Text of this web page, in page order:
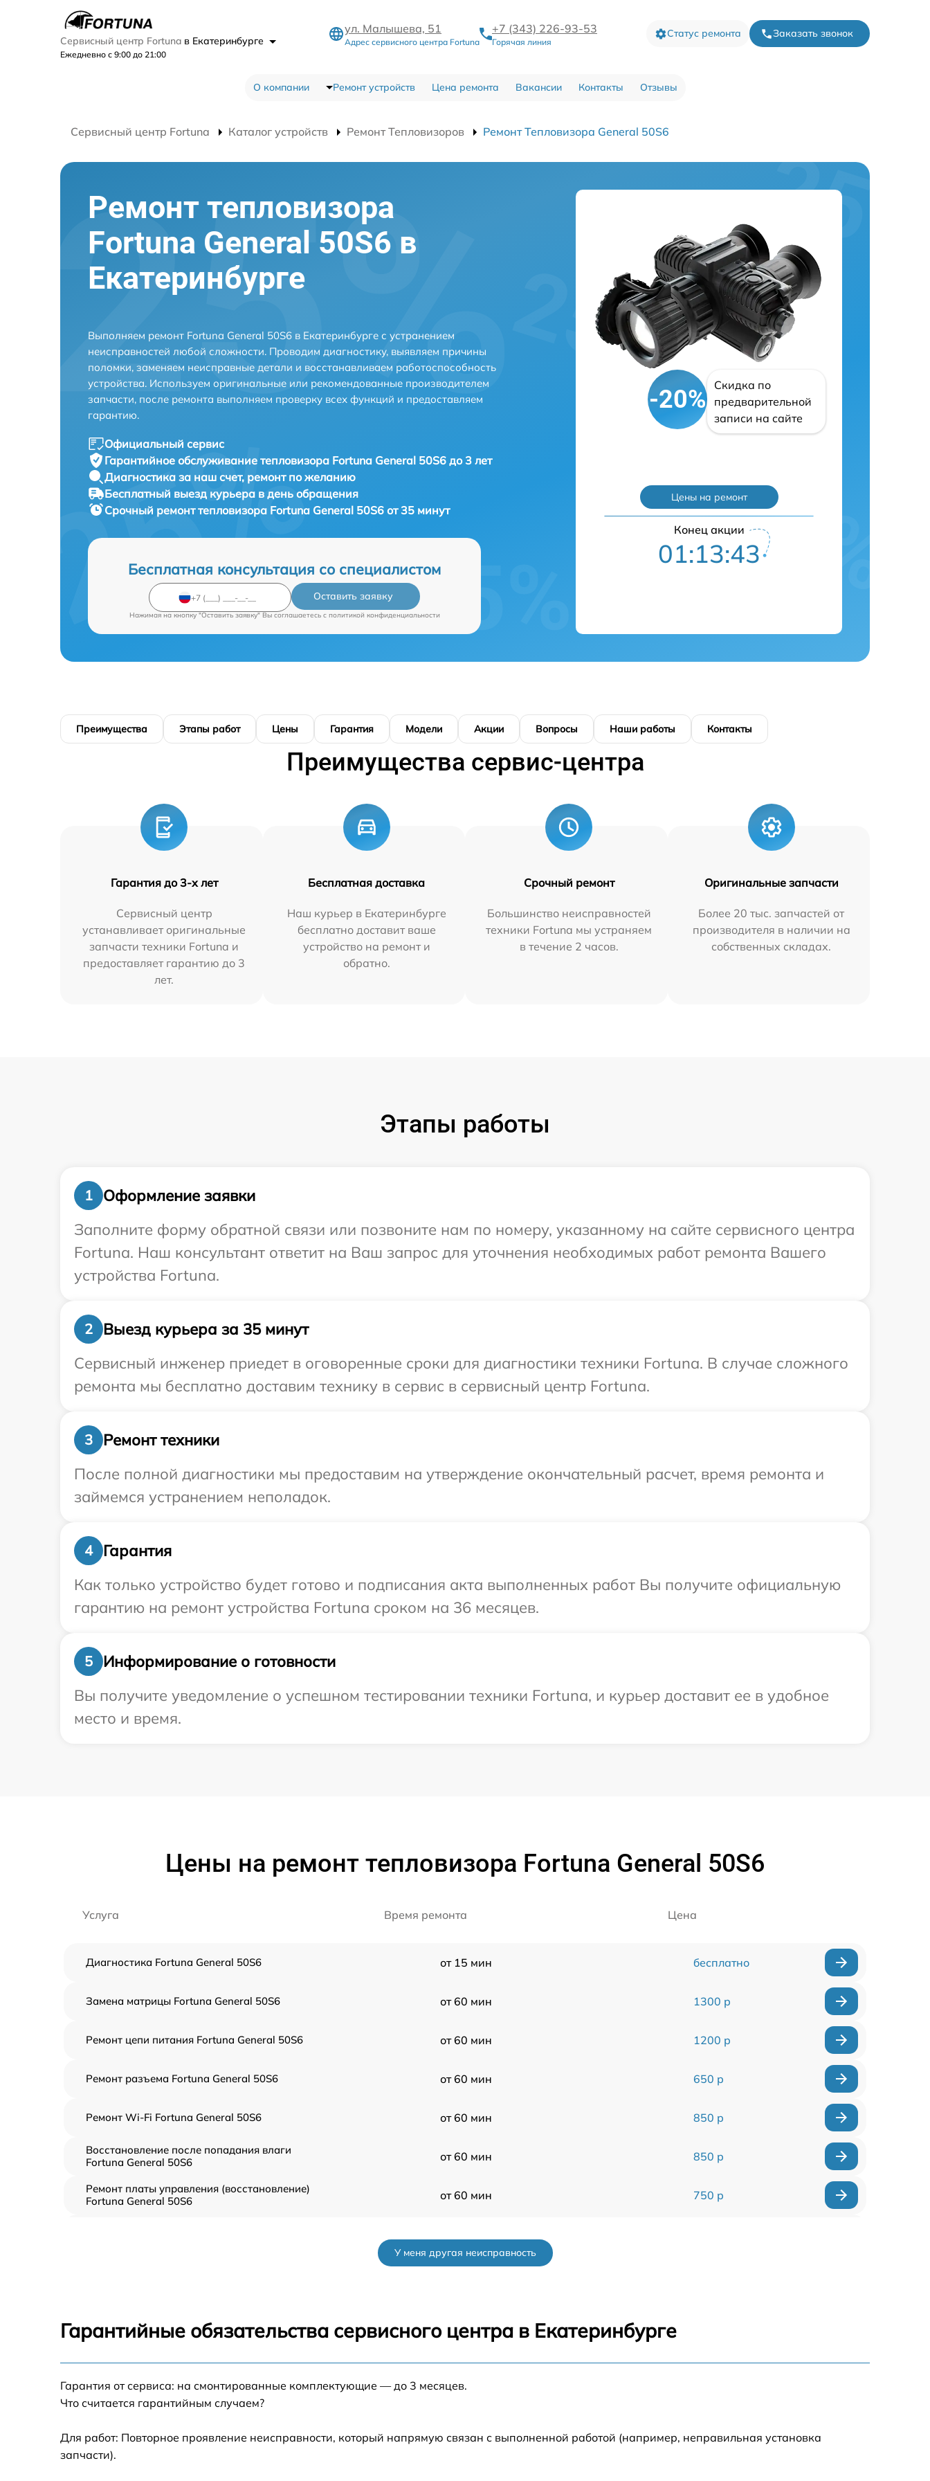
Сервисный центр Fortuna в Екатеринбурге
Ежедневно с 9:00 до 21:00
ул. Малышева, 51
Адрес сервисного центра Fortuna
+7 (343) 226-93-53
Горячая линия
Статус ремонта Заказать звонок
О компании Ремонт устройств Цена ремонта Вакансии Контакты Отзывы
Сервисный центр Fortuna Каталог устройств Ремонт Тепловизоров Ремонт Тепловизора General 50S6
Ремонт тепловизора
Fortuna General 50S6 в
Екатеринбурге
Выполняем ремонт Fortuna General 50S6 в Екатеринбурге с устранением
неисправностей любой сложности. Проводим диагностику, выявляем причины
поломки, заменяем неисправные детали и восстанавливаем работоспособность
устройства. Используем оригинальные или рекомендованные производителем
запчасти, после ремонта выполняем проверку всех функций и предоставляем
гарантию.
Официальный сервис
Гарантийное обслуживание тепловизора Fortuna General 50S6 до 3 лет
Диагностика за наш счет, ремонт по желанию
Бесплатный выезд курьера в день обращения
Срочный ремонттепловизора Fortuna General 50S6 от 35 минут
Бесплатная консультация со специалистом
Оставить заявку
Нажимая на кнопку "Оставить заявку" Вы соглашаетесь c политикой конфиденциальности
-20%
Скидка по
предварительной
записи на сайте
Цены на ремонт
Конец акции
01:13:42
Преимущества Этапы работ Цены Гарантия Модели Акции Вопросы Наши работы Контакты
Преимущества сервис-центра
Гарантия до 3-х лет
Сервисный центр
устанавливает оригинальные
запчасти техники Fortuna и
предоставляет гарантию до 3
лет.
Бесплатная доставка
Наш курьер в Екатеринбурге
бесплатно доставит ваше
устройство на ремонт и
обратно.
Срочный ремонт
Большинство неисправностей
техники Fortuna мы устраняем
в течение 2 часов.
Оригинальные запчасти
Более 20 тыс. запчастей от
производителя в наличии на
собственных складах.
Этапы работы
1
Оформление заявки
Заполните форму обратной связи или позвоните нам по номеру, указанному на сайте сервисного центра
Fortuna. Наш консультант ответит на Ваш запрос для уточнения необходимых работ ремонта Вашего
устройства Fortuna.
2
Выезд курьера за 35 минут
Сервисный инженер приедет в оговоренные сроки для диагностики техники Fortuna. В случае сложного
ремонта мы бесплатно доставим технику в сервис в сервисный центр Fortuna.
3
Ремонт техники
После полной диагностики мы предоставим на утверждение окончательный расчет, время ремонта и
займемся устранением неполадок.
4
Гарантия
Как только устройство будет готово и подписания акта выполненных работ Вы получите официальную
гарантию на ремонт устройства Fortuna сроком на 36 месяцев.
5
Информирование о готовности
Вы получите уведомление о успешном тестировании техники Fortuna, и курьер доставит ее в удобное
место и время.
Цены на ремонт тепловизора Fortuna General 50S6
Услуга Время ремонта Цена
Диагностика Fortuna General 50S6 от 15 мин бесплатно
Замена матрицы Fortuna General 50S6 от 60 мин 1300 р
Ремонт цепи питания Fortuna General 50S6 от 60 мин 1200 р
Ремонт разъема Fortuna General 50S6 от 60 мин 650 р
Ремонт Wi-Fi Fortuna General 50S6 от 60 мин 850 р
Восстановление после попадания влаги
Fortuna General 50S6
от 60 мин 850 р
Ремонт платы управления (восстановление)
Fortuna General 50S6
от 60 мин 750 р
Замена процессора Fortuna General 50S6 от 60 мин
Замена ключей управления Fortuna General
У меня другая неисправность
Гарантийные обязательства сервисного центра в Екатеринбурге
Гарантия от сервиса: на смонтированные комплектующие — до 3 месяцев.
Что считается гарантийным случаем?
Для работ: Повторное проявление неисправности, который напрямую связан с выполненной работой (например, неправильная установка
запчасти).